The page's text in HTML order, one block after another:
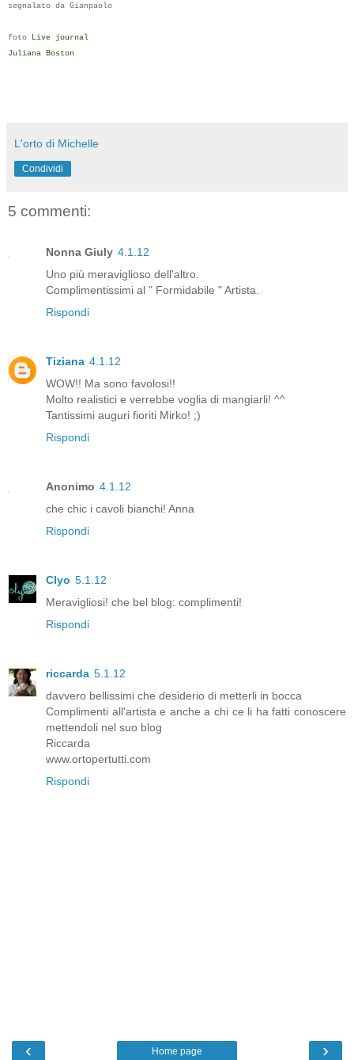
segnalato da Gianpaolo
foto
Live journal
Juliana Boston
L'orto di Michelle
Condividi
5 commenti:
Nonna Giuly 4.1.12
Uno più meraviglioso dell'altro.
Complimentissimi al " Formidabile " Artista.
Rispondi
Tiziana 4.1.12
WOW!! Ma sono favolosi!!
Molto realistici e verrebbe voglia di mangiarli! ^^
Tantissimi auguri fioriti Mirko! ;)
Rispondi
Anonimo 4.1.12
che chic i cavoli bianchi! Anna
Rispondi
Clyo 5.1.12
Meravigliosi! che bel blog: complimenti!
Rispondi
riccarda 5.1.12
davvero bellissimi che desiderio di metterli in bocca
Complimenti all'artista e anche a chi ce li ha fatti conoscere
mettendoli nel suo blog
Riccarda
www.ortopertutti.com
Rispondi
‹ ›
Home page